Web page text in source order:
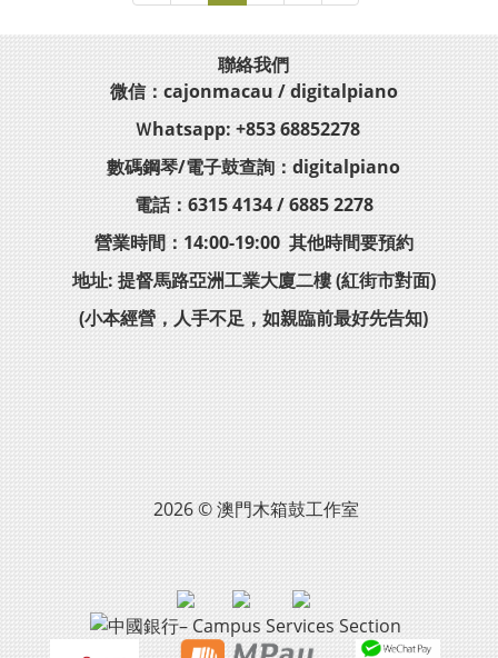
聯絡我們
微信：cajonmacau / digitalpiano
Ｗhatsapp: +853 68852278
數碼鋼琴/電子鼓查詢：digitalpiano
電話：6315 4134 / 6885 2278
營業時間：14:00-19:00 其他時間要預約
地址: 提督馬路亞洲工業大廈二樓 (紅街市對面)
(小本經營，人手不足，如親臨前最好先告知)
2026 © 澳門木箱鼓工作室